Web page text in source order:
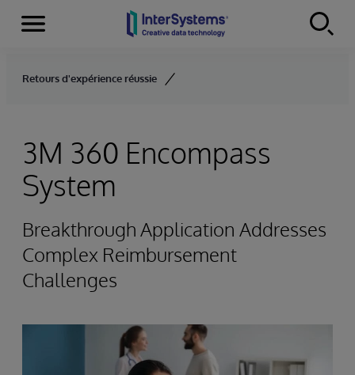
Skip to content
Menu
Retours d'expérience réussie
3M 360 Encompass
System
Breakthrough Application Addresses
Complex Reimbursement
Challenges